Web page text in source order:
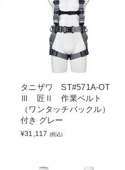
タニザワ ST#571A-OT
Ⅲ 匠Ⅱ 作業ベルト
（ワンタッチバックル）
付き グレー
¥31,117 (税込)